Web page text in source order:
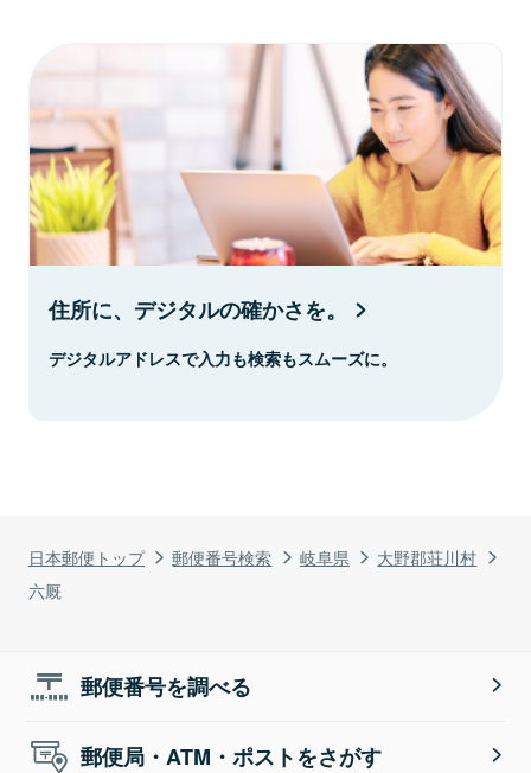
日本郵便トップ 郵便番号検索 岐阜県
大野郡荘川村
六厩
住所に、デジタルの確かさを。
デジタルアドレスで入力も検索もスムーズに。
郵便番号を調べる
郵便局・ATM・ポストをさがす